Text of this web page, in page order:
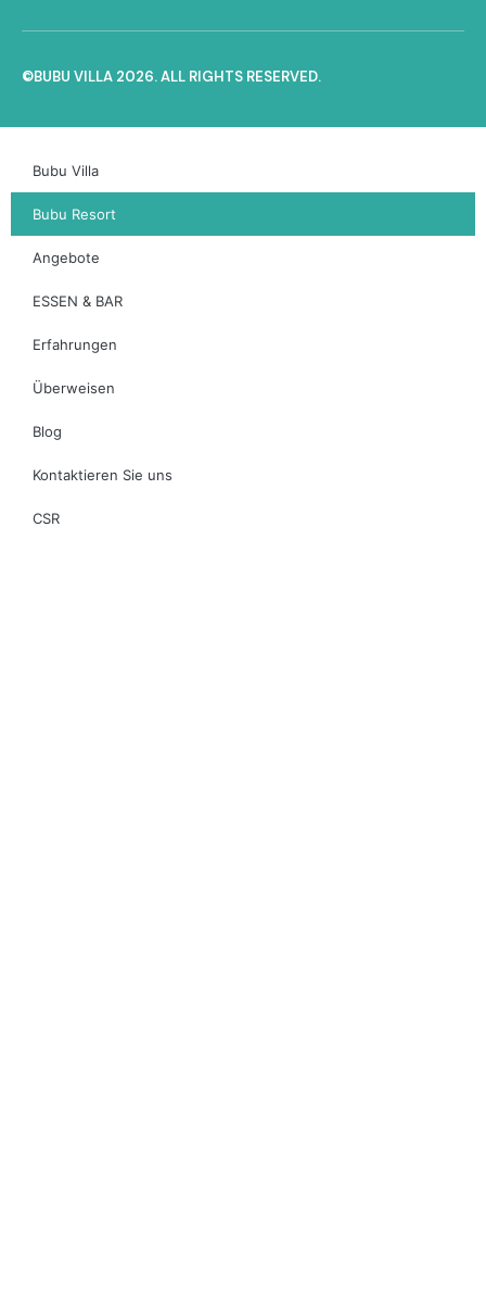
©BUBU VILLA 2026. ALL RIGHTS RESERVED.
Bubu Villa
Bubu Resort
Angebote
ESSEN & BAR
Erfahrungen
Überweisen
Blog
Kontaktieren Sie uns
CSR